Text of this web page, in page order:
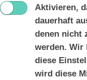
Aktivieren,
dauerhaft
denen nicht
werden. Wir
diese
wird diese